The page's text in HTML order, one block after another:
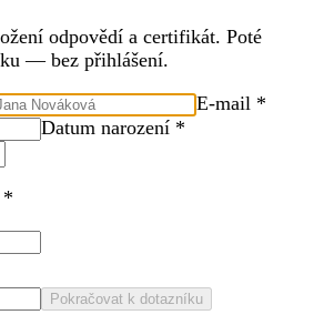
odpovědí a certifikát. Poté
— bez přihlášení.
E-mail *
Datum narození *
*
Pokračovat k dotazníku